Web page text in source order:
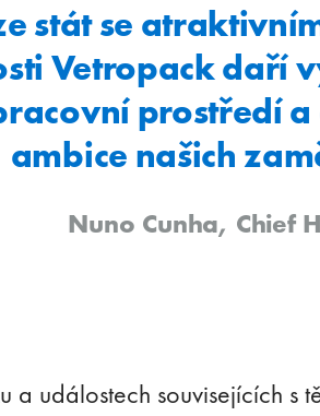
stát se
Vetropack daří
prostředí a
ambice našich
Nuno Cunha, Chief
a událostech souvisejících s